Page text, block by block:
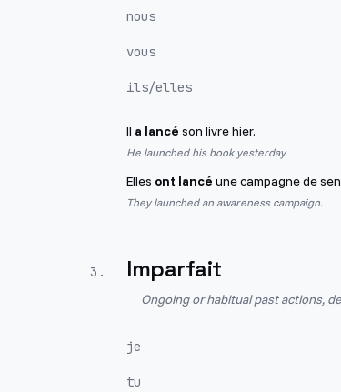
nous
vous
ils/elles
Il a lancé son livre hier.
He launched his book yesterday.
Elles ont lancé une campagne de
They launched an awareness campaign.
3 . Imparfait
Ongoing or habitual past actions,
je
tu